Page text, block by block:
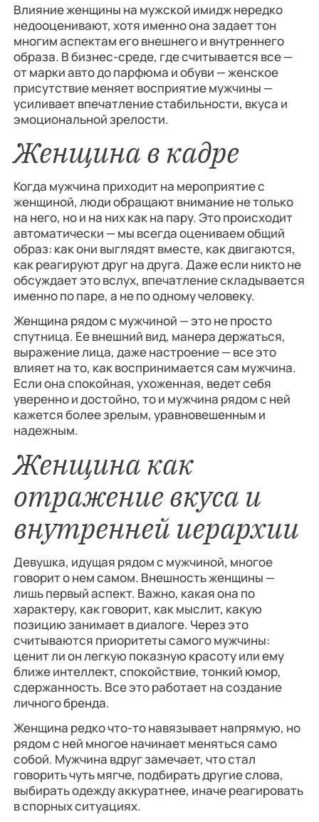
Влияние женщины на мужской имидж нередко
недооценивают, хотя именно она задает тон
многим аспектам его внешнего и внутреннего
образа. В бизнес-среде, где считывается все —
от марки авто до парфюма и обуви — женское
присутствие меняет восприятие мужчины —
усиливает впечатление стабильности, вкуса и
эмоциональной зрелости.
Женщина в кадре
Когда мужчина приходит на мероприятие с
женщиной, люди обращают внимание не только
на него, но и на них как на пару. Это происходит
автоматически — мы всегда оцениваем общий
образ: как они выглядят вместе, как двигаются,
как реагируют друг на друга. Даже если никто не
обсуждает это вслух, впечатление складывается
именно по паре, а не по одному человеку.
Женщина рядом с мужчиной — это не просто
спутница. Ее внешний вид, манера держаться,
выражение лица, даже настроение — все это
влияет на то, как воспринимается сам мужчина.
Если она спокойная, ухоженная, ведет себя
уверенно и достойно, то и мужчина рядом с ней
кажется более зрелым, уравновешенным и
надежным.
Женщина как
отражение вкуса и
внутренней иерархии
Девушка, идущая рядом с мужчиной, многое
говорит о нем самом. Внешность женщины —
лишь первый аспект. Важно, какая она по
характеру, как говорит, как мыслит, какую
позицию занимает в диалоге. Через это
считываются приоритеты самого мужчины:
ценит ли он легкую показную красоту или ему
ближе интеллект, спокойствие, тонкий юмор,
сдержанность. Все это работает на создание
личного бренда.
Женщина редко что-то навязывает напрямую, но
рядом с ней многое начинает меняться само
собой. Мужчина вдруг замечает, что стал
говорить чуть мягче, подбирать другие слова,
выбирать одежду аккуратнее, иначе реагировать
в спорных ситуациях.